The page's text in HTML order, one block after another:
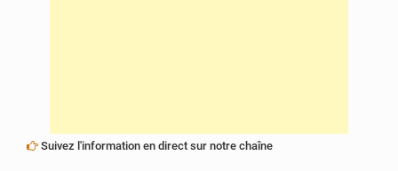
Suivez l'information en direct sur notre chaîne